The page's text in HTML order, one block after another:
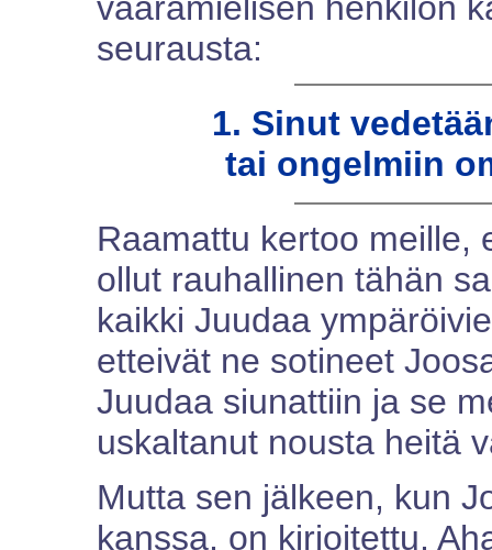
väärämielisen henkilön
seurausta:
1. Sinut
tai ongelmiin
Raamattu kertoo meille,
ollut rauhallinen tähän
kaikki Juudaa
etteivät ne sotineet
Juudaa siunattiin ja se
uskaltanut nousta heitä
Mutta sen jälkeen, kun
kanssa, on kirjoitettu,